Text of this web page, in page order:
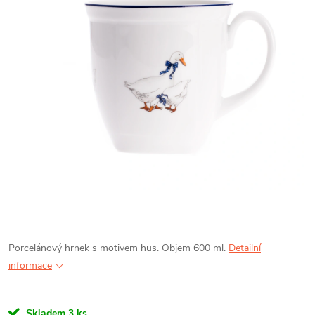
Porcelánový hrnek s motivem hus. Objem 600 ml. Detailní
informace